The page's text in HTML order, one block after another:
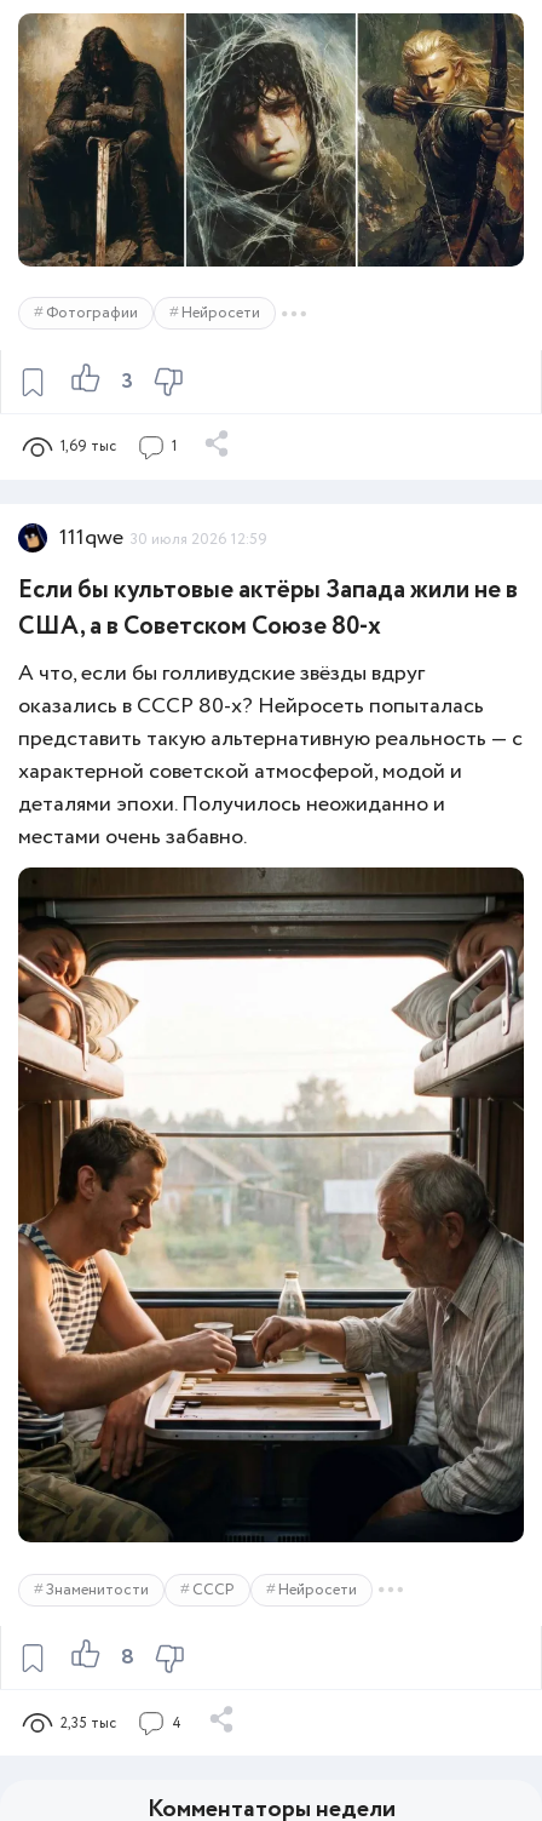
3
Фотографии Нейросети
1,69 тыс 1
8
111qwe 30 июля 2026 12:59
Если бы культовые актёры Запада жили не в
США, а в Советском Союзе 80-х
А что, если бы голливудские звёзды вдруг
оказались в СССР 80-х? Нейросеть попыталась
представить такую альтернативную реальность — с
характерной советской атмосферой, модой и
деталями эпохи. Получилось неожиданно и
местами очень забавно.
Знаменитости СССР Нейросети
2,35 тыс 4
Комментаторы недели